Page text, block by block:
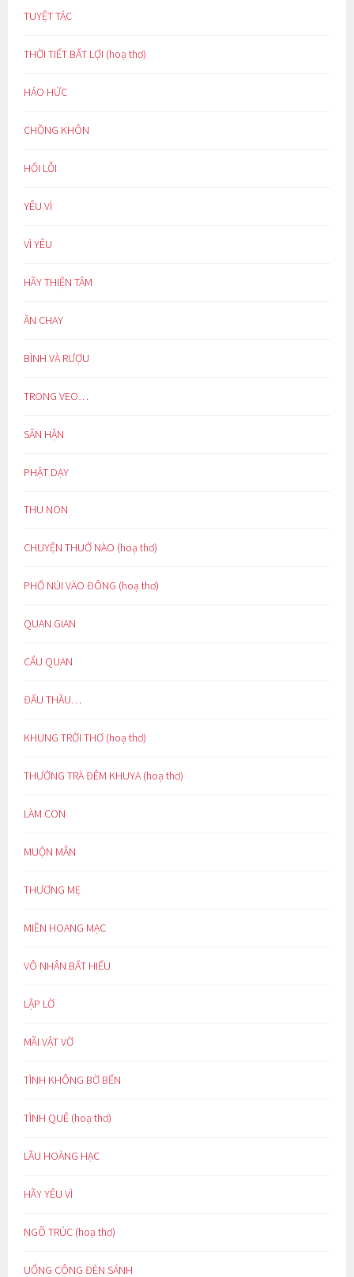
TUYỆT TÁC
THỜI TIẾT BẤT LỢI (hoạ thơ)
HÁO HỨC
CHỒNG KHÔN
HỐI LỖI
YÊU VÌ
VÌ YÊU
HÃY THIỆN TÂM
ĂN CHAY
BÌNH VÀ RƯỢU
TRONG VEO…
SÂN HẬN
PHẬT DẠY
THU NON
CHUYỆN THUỞ NÀO (hoạ thơ)
PHỐ NÚI VÀO ĐÔNG (hoạ thơ)
QUAN GIAN
CẨU QUAN
ĐẤU THẦU…
KHUNG TRỜI THƠ (hoạ thơ)
THƯỞNG TRÀ ĐÊM KHUYA (hoạ thơ)
LÀM CON
MUỘN MẰN
THƯƠNG MẸ
MIỀN HOANG MẠC
VÔ NHÂN BẤT HIẾU
LẬP LỜ
MÃI VẬT VỜ
TÌNH KHÔNG BỜ BẾN
TÌNH QUÊ (hoạ thơ)
LẦU HOÀNG HẠC
HÃY YÊU VÌ
NGÕ TRÚC (hoạ thơ)
UỔNG CÔNG ĐÈN SÁNH